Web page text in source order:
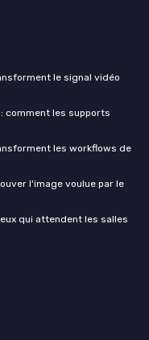
le signal vidéo
comment les supports
les workflows de
l'image voulue par le
qui attendent les salles